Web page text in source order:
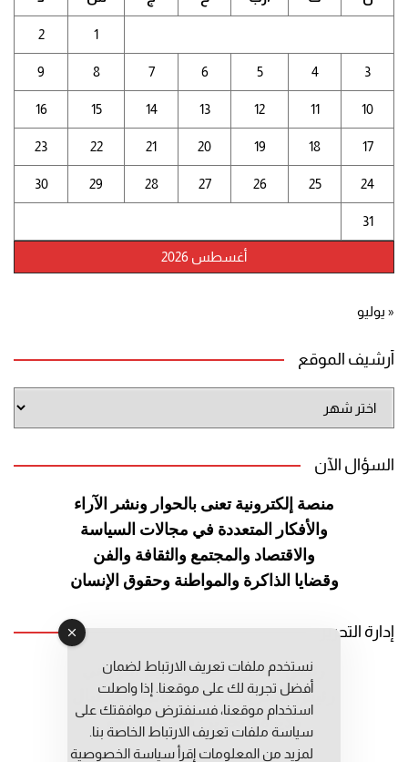
أغسطس 2026
1
2
3
4
5
6
7
8
9
10
11
12
13
14
15
16
17
18
19
20
21
22
23
24
25
26
27
28
29
30
31
« يوليو
أرشيف الموقع
الموقع
السؤال الآن
منصة إلكترونية تعنى بالحوار ونشر الآراء
والأفكار المتعددة في مجالات السياسة
والاقتصاد والمجتمع والثقافة والفن
وقضايا الذاكرة والمواطنة وحقوق الإنسان
إدارة التحرير
رئيس التحرير: عبد الرحيم التوراني
رئيس التحرير المساعد: المعطي قبال
مديرة التحرير: فاطمة حوحو
نستخدم ملفات تعريف الارتباط لضمان
أفضل تجربة لك على موقعنا. إذا واصلت
استخدام موقعنا، فسنفترض موافقتك على
سياسة ملفات تعريف الارتباط الخاصة بنا.
لمزيد من المعلومات إقرأ سياسة الخصوصية